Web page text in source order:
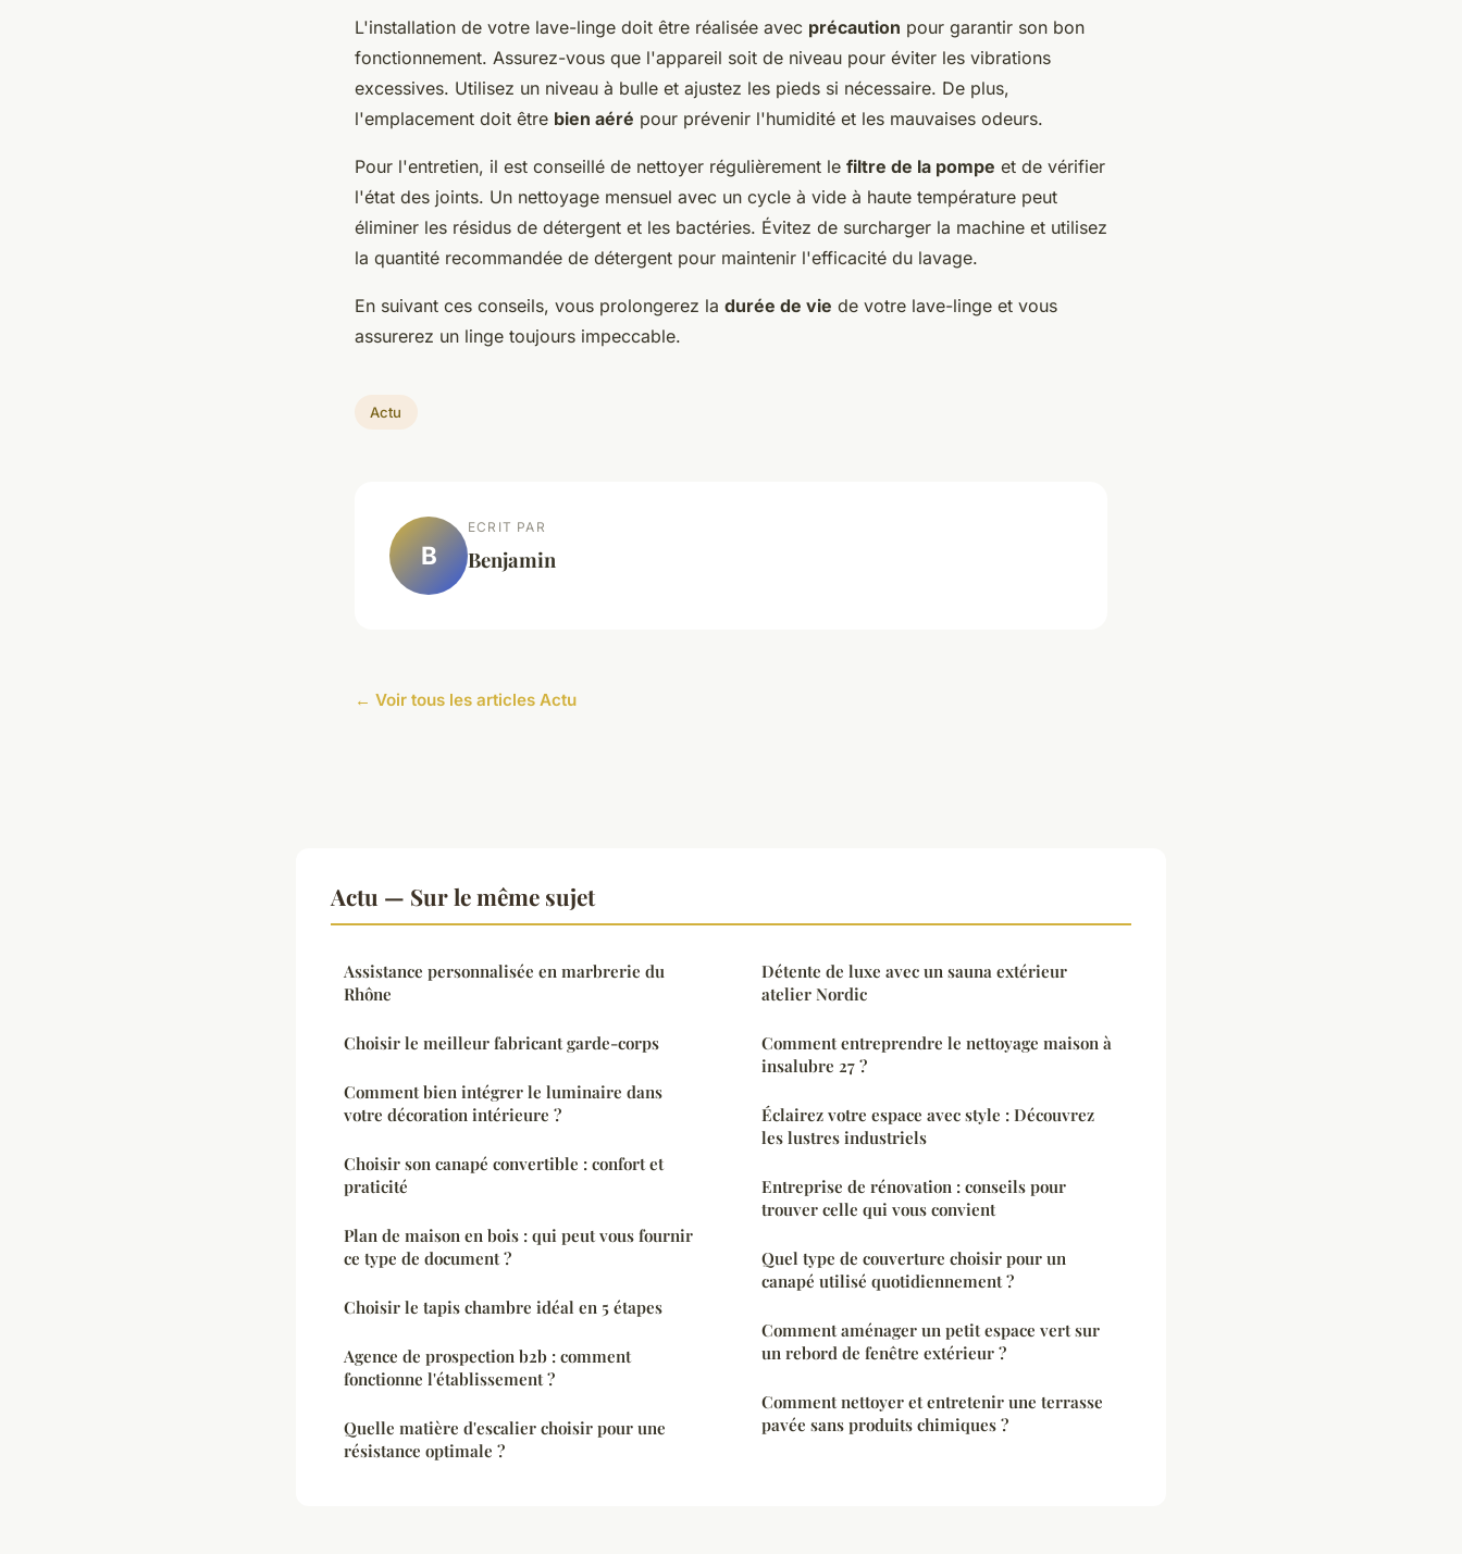
L'installation de votre lave-linge doit être réalisée avec précaution pour garantir son bon
fonctionnement. Assurez-vous que l'appareil soit de niveau pour éviter les vibrations
excessives. Utilisez un niveau à bulle et ajustez les pieds si nécessaire. De plus,
l'emplacement doit être bien aéré pour prévenir l'humidité et les mauvaises odeurs.
Pour l'entretien, il est conseillé de nettoyer régulièrement le filtre de la pompe et de vérifier
l'état des joints. Un nettoyage mensuel avec un cycle à vide à haute température peut
éliminer les résidus de détergent et les bactéries. Évitez de surcharger la machine et utilisez
la quantité recommandée de détergent pour maintenir l'efficacité du lavage.
En suivant ces conseils, vous prolongerez la durée de vie de votre lave-linge et vous
assurerez un linge toujours impeccable.
Actu
B
ECRIT PAR
Benjamin
← Voir tous les articles Actu
Actu — Sur le même sujet
Assistance personnalisée en marbrerie du
Rhône
Choisir le meilleur fabricant garde-corps
Comment bien intégrer le luminaire dans
votre décoration intérieure ?
Choisir son canapé convertible : confort et
praticité
Plan de maison en bois : qui peut vous fournir
ce type de document ?
Choisir le tapis chambre idéal en 5 étapes
Agence de prospection b2b : comment
fonctionne l'établissement ?
Quelle matière d'escalier choisir pour une
résistance optimale ?
Détente de luxe avec un sauna extérieur
atelier Nordic
Comment entreprendre le nettoyage maison à
insalubre 27 ?
Éclairez votre espace avec style : Découvrez
les lustres industriels
Entreprise de rénovation : conseils pour
trouver celle qui vous convient
Quel type de couverture choisir pour un
canapé utilisé quotidiennement ?
Comment aménager un petit espace vert sur
un rebord de fenêtre extérieur ?
Comment nettoyer et entretenir une terrasse
pavée sans produits chimiques ?